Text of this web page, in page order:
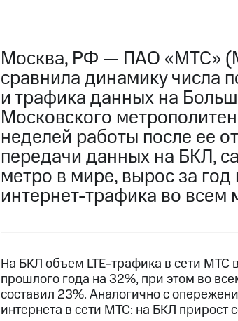
Москва, РФ — ПАО «МТС»
сравнила динамику числа
и трафика данных на
Московского
неделей работы после ее
передачи данных на БКЛ,
метро в мире, вырос за
интернет-трафика во всем
На БКЛ объем LTE-трафика в сети МТС
прошлого года на 32%, при этом во
составил 23%. Аналогично с
интернета в сети МТС: на БКЛ прирост